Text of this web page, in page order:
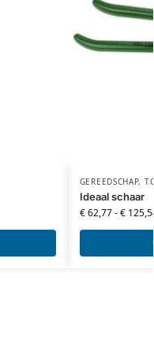
GEREEDSCHAP,
Ideaal schaar
€62,77-€